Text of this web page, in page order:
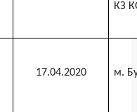
КЗ
17.04.2020 м.